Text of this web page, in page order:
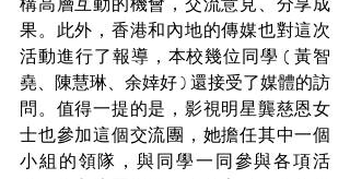
果。此外，香港和內地的傳媒也對這次
活動進行了報導，本校幾位同學 ( 黃智
堯、陳慧琳、余婞好 ) 還接受了媒體的訪
問。值得一提的是，影視明星龔慈恩女
士也參加這個交流團，她擔任其中一個
小組的領隊，與同學一同參與各項活